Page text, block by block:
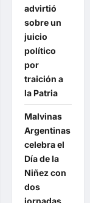
advirtió
sobre un
juicio
político
por
traición a
la Patria
Malvinas
Argentinas
celebra el
Día de la
Niñez con
dos
jornadas